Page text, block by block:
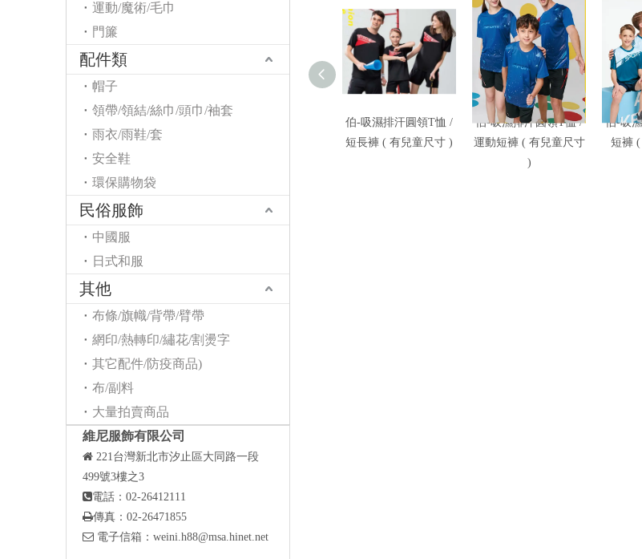
運動/魔術/毛巾
門簾
配件類
帽子
領帶/領結/絲巾/頭巾/袖套
雨衣/雨鞋/套
安全鞋
環保購物袋
民俗服飾
中國服
日式和服
其他
布條/旗幟/背帶/臂帶
網印/熱轉印/繡花/割燙字
其它配件/防疫商品)
布/副料
大量拍賣商品
維尼服飾有限公司
 221台灣新北市汐止區大同路一段
499號3樓之3
電話：02-26412111
傳真：02-26471855
 電子信箱： weini.h88@msa.hinet.net
伯-吸濕排汗圓領T恤 /
短長褲 ( 有兒童尺寸 )
伯-吸濕排汗圓領T恤 /
運動短褲 ( 有兒童尺寸
)
伯-吸
短褲